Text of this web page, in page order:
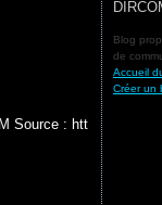
Source : htt
Blog
de
Accueil
Créer un